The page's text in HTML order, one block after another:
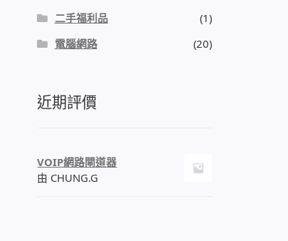
二手福利品
(1)
電腦網路
(20)
近期評價
VOIP網路閘道器
由 CHUNG.G